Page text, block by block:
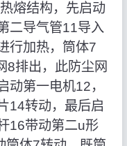
熔结构，先启动
二导气管11导入
行加热，筒体7
8排出，此防尘网
动第一电机12，
14转动，最后启
16带动第二u形